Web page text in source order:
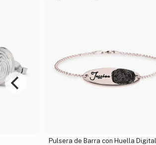
Pulsera de Barra con Huella Digital